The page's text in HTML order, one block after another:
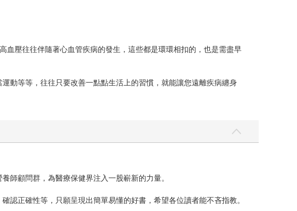
血壓往往伴隨著心血管疾病的發生，這些都是環環相扣的，也是需盡早
動等等，往往只要改善一點點生活上的習慣，就能讓您遠離疾病纏身
師顧問群，為醫療保健界注入一股嶄新的力量。
認正確性等，只願呈現出簡單易懂的好書，希望各位讀者能不吝指教。